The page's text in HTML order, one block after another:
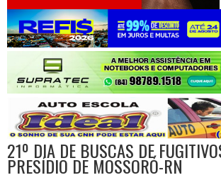
Jogue com responsabilidade. 18+
21º DIA DE BUSCAS DE
PRESÍDIO DE MOSSORÓ-RN